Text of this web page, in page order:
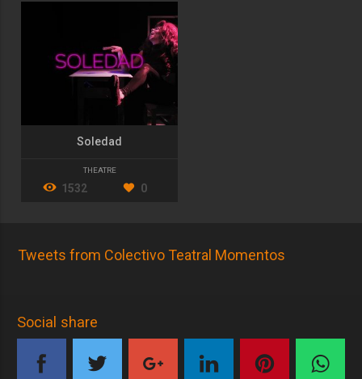
Soledad
THEATRE
1532 0
Tweets from Colectivo Teatral Momentos
Social share